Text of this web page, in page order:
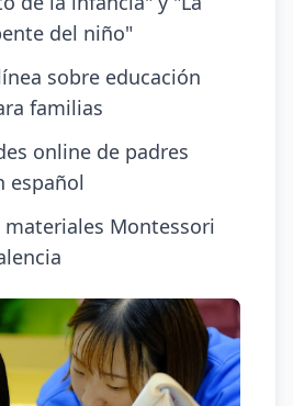
del niño"
sobre educación
familias
online de padres
español
materiales Montessori